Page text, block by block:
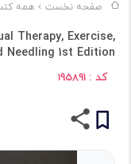
صفحه نخست همه
Therapy, Exercise,
Needling 1st Edition
کد : 195891